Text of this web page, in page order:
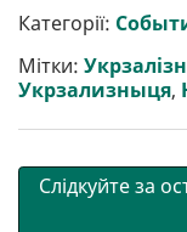
р
и
и
b
o
k
t
e
Категорії:
Мітки:
Укрзализныця,
Слідкуйте за